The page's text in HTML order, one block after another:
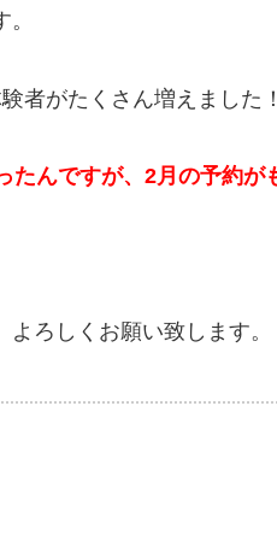
者がたくさん増えました！
たんですが、2月の予約が
よろしくお願い致します。